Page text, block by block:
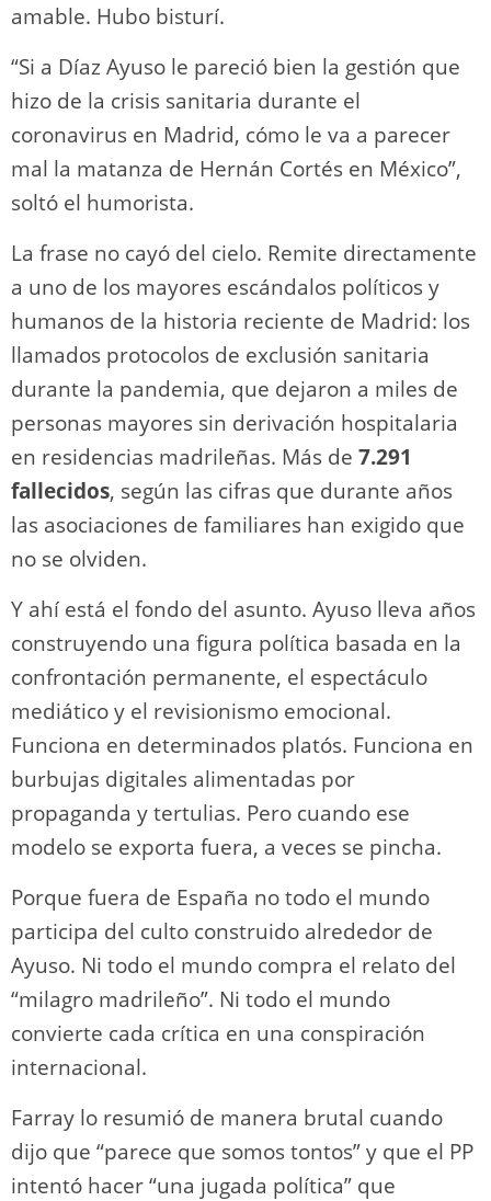
amable. Hubo bisturí.
“Si a Díaz Ayuso le pareció bien la gestión que
hizo de la crisis sanitaria durante el
coronavirus en Madrid, cómo le va a parecer
mal la matanza de Hernán Cortés en México”,
soltó el humorista.
La frase no cayó del cielo. Remite directamente
a uno de los mayores escándalos políticos y
humanos de la historia reciente de Madrid: los
llamados protocolos de exclusión sanitaria
durante la pandemia, que dejaron a miles de
personas mayores sin derivación hospitalaria
en residencias madrileñas. Más de 7.291
fallecidos, según las cifras que durante años
las asociaciones de familiares han exigido que
no se olviden.
Y ahí está el fondo del asunto. Ayuso lleva años
construyendo una figura política basada en la
confrontación permanente, el espectáculo
mediático y el revisionismo emocional.
Funciona en determinados platós. Funciona en
burbujas digitales alimentadas por
propaganda y tertulias. Pero cuando ese
modelo se exporta fuera, a veces se pincha.
Porque fuera de España no todo el mundo
participa del culto construido alrededor de
Ayuso. Ni todo el mundo compra el relato del
“milagro madrileño”. Ni todo el mundo
convierte cada crítica en una conspiración
internacional.
Farray lo resumió de manera brutal cuando
dijo que “parece que somos tontos” y que el PP
intentó hacer “una jugada política” que